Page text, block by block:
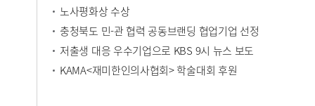
노사평화상 수상
충청북도 민-관 협력 공동브랜딩 협업기업 선정
저출생 대응 우수기업으로 KBS 9시 뉴스 보도
KAMA<재미한인의사협회> 학술대회 후원